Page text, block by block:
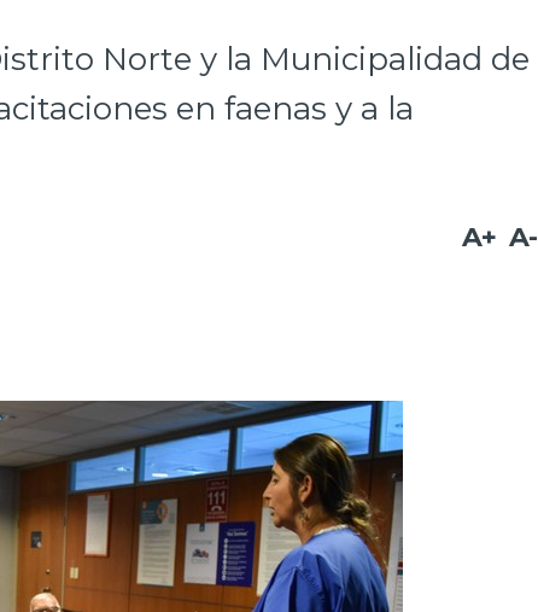
Norte y la Municipalidad de
en faenas y a la
A+ A-